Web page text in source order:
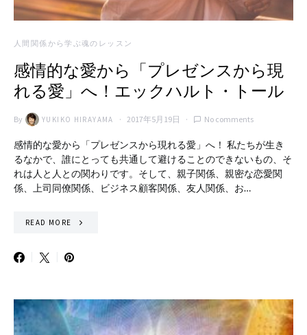
人間関係から学ぶ魂のレッスン
感情的な愛から「プレゼンスから現
れる愛」へ！エックハルト・トール
By YUKIKO HIRAYAMA 2017年5月19日 No comments
感情的な愛から「プレゼンスから現れる愛」へ！ 私たちが生き
るなかで、誰にとっても共通して避けることのできないもの、そ
れは人と人との関わりです。そして、親子関係、親密な恋愛関
係、上司同僚関係、ビジネス顧客関係、友人関係、お…
READ MORE